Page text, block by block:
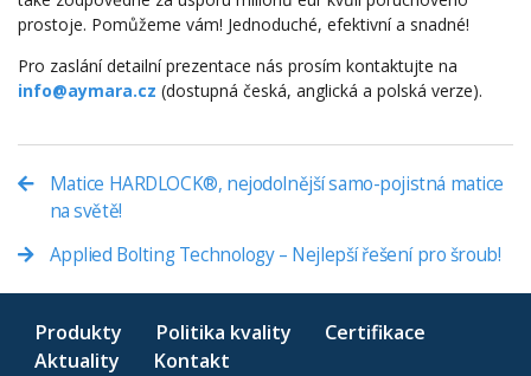
prostoje. Pomůžeme vám! Jednoduché, efektivní a snadné!
Pro zaslání detailní prezentace nás prosím kontaktujte na
info@aymara.cz (dostupná česká, anglická a polská verze).
Matice HARDLOCK®, nejodolnější samo-pojistná matice
na světě!
Applied Bolting Technology – Nejlepší řešení pro šroub!
Produkty Politika kvality
Certifikace
Aktuality
Kontakt